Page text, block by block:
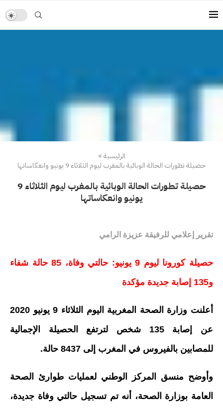
الرئيسية»
حصيلة تطورات الحالة الوبائية بالمغرب ليوم الثلاثاء 9 يونيو وانعكاساتها
حصيلة تطورات الحالة الوبائية بالمغرب ليوم الثلاثاء 9
يونيو وانعكاساتها
تقرير إعلامي للرفيقة عزيزة الرامي
حصيلة كورونا ليوم 9 يونيو: حالتي وفاة، 85 حالة شفاء
و135 إصابة جديدة مؤكدة
أعلنت وزارة الصحة المغربية اليوم الثلاثاء 9 يونيو 2020
عن إصابة 135 شخص لترتفع الحصيلة الإجمالية
للمصابين بالفيروس في المغرب إلى 8437 حالة.
وأوضح منسق المركز الوطني لعمليات طوارئ الصحة
العامة بوزارة الصحة، أنه تم تسجيل حالتي وفاة جديدة،